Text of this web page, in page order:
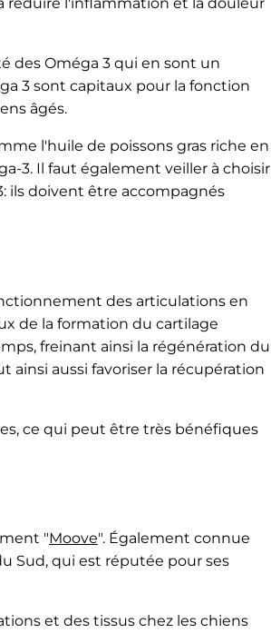
des Oméga 3 qui en sont un
3 sont capitaux pour la fonction
âgés.
l'huile de poissons gras riche en
3. Il faut également veiller à choisir
ils doivent être accompagnés
des articulations en
de la formation du cartilage
freinant ainsi la régénération du
ainsi aussi favoriser la récupération
ce qui peut être très bénéfiques
"Moove". Également connue
Sud, qui est réputée pour ses
et des tissus chez les chiens